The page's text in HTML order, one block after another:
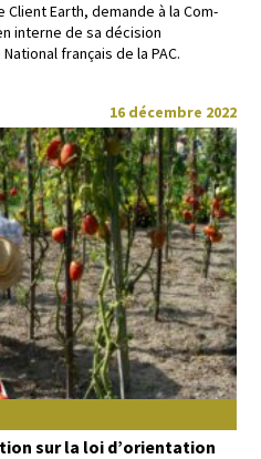
Client Earth, demande à la Com­
interne de sa déci­sion
Nation­al français de la PAC.
16 décembre 2022
sur la loi d’orientation